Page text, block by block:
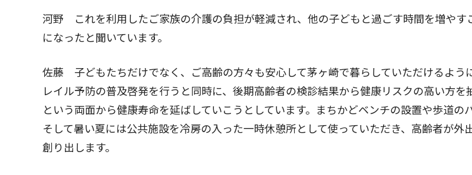
河野 これを利用したご家族の介護の負担が軽減され、他の子どもと過ごす時間を増やす
になったと聞いています。
佐藤 子どもたちだけでなく、ご高齢の方々も安心して茅ヶ崎で暮らしていただけるよう
レイル予防の普及啓発を行うと同時に、後期高齢者の検診結果から健康リスクの高い方を
という両面から健康寿命を延ばしていこうとしています。まちかどベンチの設置や歩道の
そして暑い夏には公共施設を冷房の入った一時休憩所として使っていただき、高齢者が外
創り出します。